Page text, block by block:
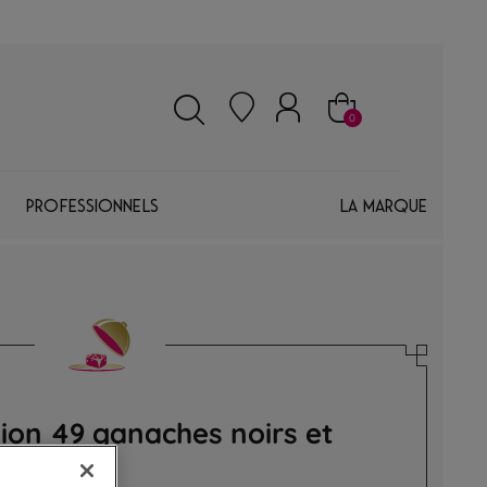
0
Professionnels La marque
49 ganaches noirs et